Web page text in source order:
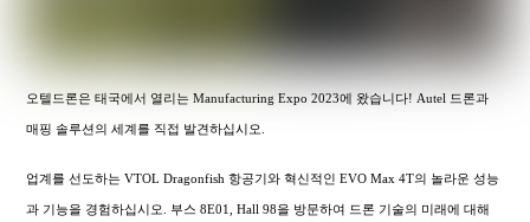
오텔드론은 태국에서 열리는 Manufacturing Expo 2023에 왔습니다! Autel 드론과
매핑 솔루션의 세계를 직접 발견하십시오.
업계를 선도하는 VTOL Dragonfish 항공기와 혁신적인 EVO Max 4T의 놀라운 성능
과 기능을 경험하십시오. 부스 8E01, Hall 98을 방문하여 드론 기술의 미래에 대해